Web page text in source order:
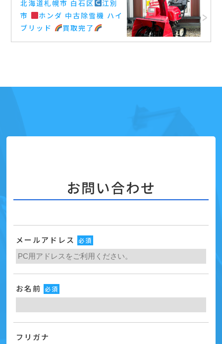
北海道札幌市 白石区
江別
市
ホンダ 中古除雪機 ハイ
ブリッド
買取完了
お問い合わせ
メールアドレス 必須
お名前 必須
フリガナ